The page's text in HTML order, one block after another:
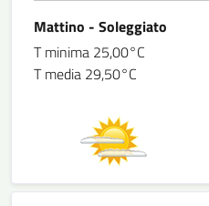
Mattino - Soleggiato
T minima 25,00°C
T media 29,50°C